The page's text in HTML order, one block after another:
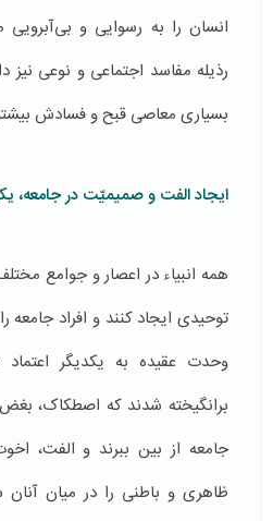
انسان را به رسوایی و
رذیله مفاسد اجتماعی و نوعی نیز
بسیاری معاصی قبح و فسادش
ایجاد الفت و صمیمیّت در جامعه،
همه‌ انبیاء در اعصار و جوامع
توحیدی ایجاد کنند و افراد جامعه
وحدت عقیده به یکدیگر اعتماد
برانگیخته شدند که اصطکاک،
جامعه از بین ببرند و الفت،
ظاهری و باطنی را در میان آنان